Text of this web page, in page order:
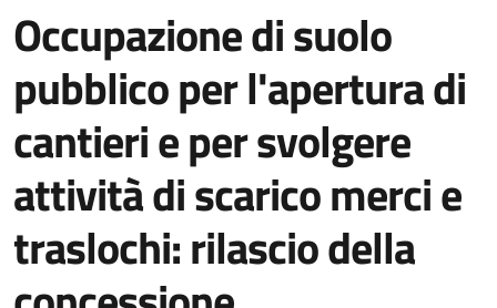
Occupazione di suolo
pubblico per l'apertura di
cantieri e per svolgere
attività di scarico merci e
traslochi: rilascio della